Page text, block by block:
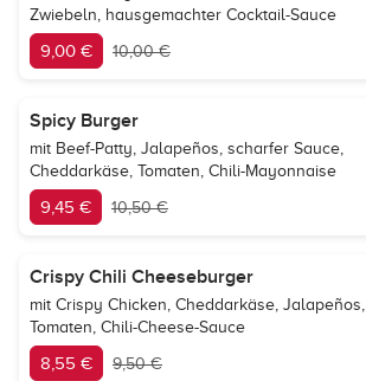
Zwiebeln, hausgemachter Cocktail-Sauce
9,00 € 10,00 €
Spicy Burger
mit Beef-Patty, Jalapeños, scharfer Sauce,
Cheddarkäse, Tomaten, Chili-Mayonnaise
9,45 € 10,50 €
Crispy Chili Cheeseburger
mit Crispy Chicken, Cheddarkäse, Jalapeños,
Tomaten, Chili-Cheese-Sauce
8,55 € 9,50 €